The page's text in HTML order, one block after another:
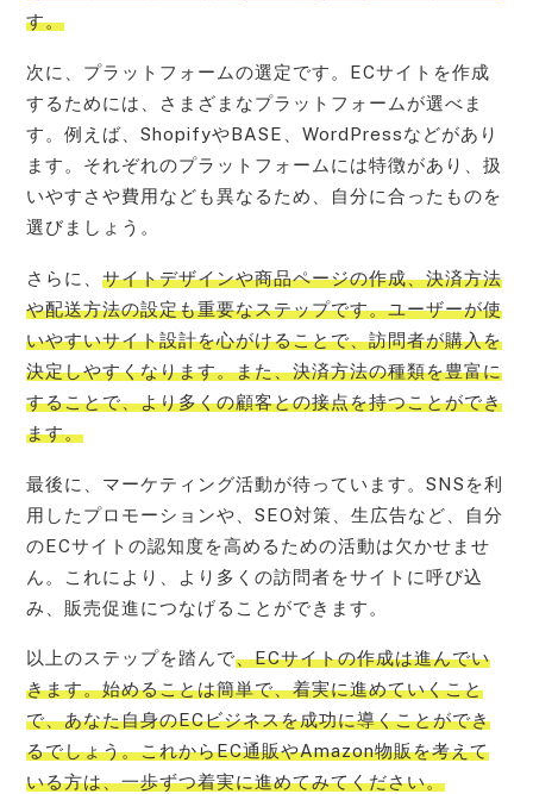
す。
次に、プラットフォームの選定です。ECサイトを作成
するためには、さまざまなプラットフォームが選べま
す。例えば、ShopifyやBASE、WordPressなどがあり
ます。それぞれのプラットフォームには特徴があり、扱
いやすさや費用なども異なるため、自分に合ったものを
選びましょう。
さらに、サイトデザインや商品ページの作成、決済方法
や配送方法の設定も重要なステップです。ユーザーが使
いやすいサイト設計を心がけることで、訪問者が購入を
決定しやすくなります。また、決済方法の種類を豊富に
することで、より多くの顧客との接点を持つことができ
ます。
最後に、マーケティング活動が待っています。SNSを利
用したプロモーションや、SEO対策、生広告など、自分
のECサイトの認知度を高めるための活動は欠かせませ
ん。これにより、より多くの訪問者をサイトに呼び込
み、販売促進につなげることができます。
以上のステップを踏んで、ECサイトの作成は進んでい
きます。始めることは簡単で、着実に進めていくこと
で、あなた自身のECビジネスを成功に導くことができ
るでしょう。これからEC通販やAmazon物販を考えて
いる方は、一歩ずつ着実に進めてみてください。